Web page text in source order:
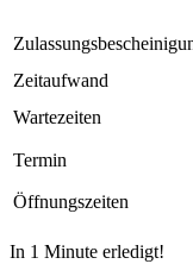
Zeitaufwand
Wartezeiten
Termin
Öffnungszeiten
In 1 Minute erledigt!